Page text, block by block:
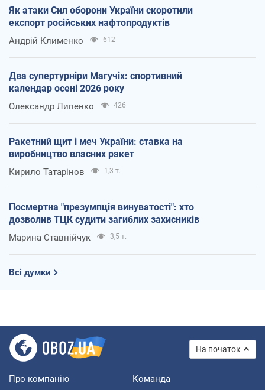
Як атаки Сил оборони України скоротили
експорт російських нафтопродуктів
Андрій Клименко 612
Два супертурніри Магучіх: спортивний
календар осені 2026 року
Олександр Липенко 426
Ракетний щит і меч України: ставка на
виробництво власних ракет
Кирило Татарінов 1,3 т.
Посмертна "презумпція винуватості": хто
дозволив ТЦК судити загиблих захисників
Марина Ставнійчук 3,5 т.
Всі думки
На початок
Про компанію Команда